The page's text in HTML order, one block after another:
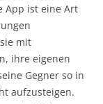
App ist eine Art
mit
ihre eigenen
Gegner so in
aufzusteigen.